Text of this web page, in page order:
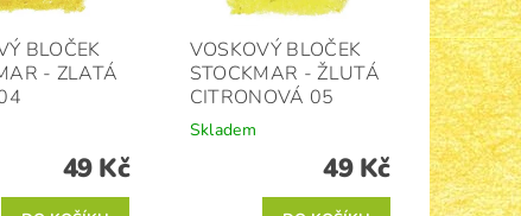
BLOČEK
- ZLATÁ
49 Kč
VOSKOVÝ BLOČEK
STOCKMAR - ŽLUTÁ
CITRONOVÁ 05
Skladem
49 Kč